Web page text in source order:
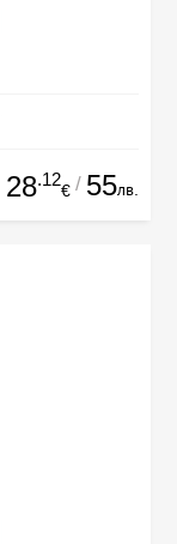
28.12
€ / 55лв.